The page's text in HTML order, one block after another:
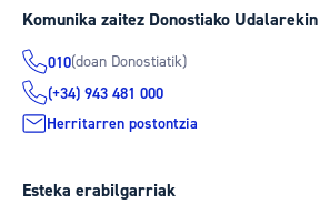
Komunika zaitez Donostiako Udalarekin
010(doan Donostiatik)
(+34) 943 481 000
Herritarren postontzia
Esteka erabilgarriak